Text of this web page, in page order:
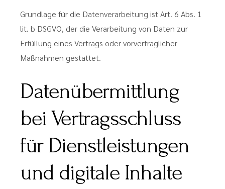
Grundlage für die Datenverarbeitung ist Art. 6 Abs. 1
lit. b DSGVO, der die Verarbeitung von Daten zur
Erfüllung eines Vertrags oder vorvertraglicher
Maßnahmen gestattet.
Datenübermittlung
bei Vertragsschluss
für Dienstleistungen
und digitale Inhalte